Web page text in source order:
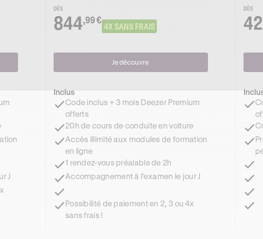
J
DÈS
844,99 €
4X SANS FRAIS
Je découvre
Inclus
Code inclus + 3 mois Deezer Premium
offerts
20h de cours de conduite en voiture
Accès illimité aux modules de formation
en ligne
1 rendez-vous préalable de 2h
Accompagnement à l'examen le jour J
Possibilité de paiement en 2, 3 ou 4x
sans frais !
DÈS
42